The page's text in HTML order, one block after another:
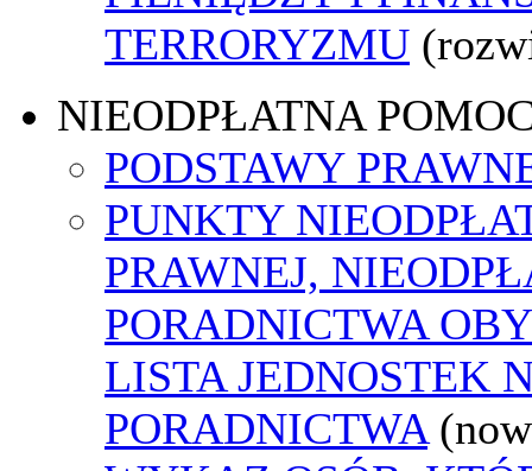
TERRORYZMU
NIEODPŁATNA
PODSTAWY
PUNKTY
PRAWNEJ,
PORADNICTWA
LISTA JEDNOSTEK
PORADNICTWA